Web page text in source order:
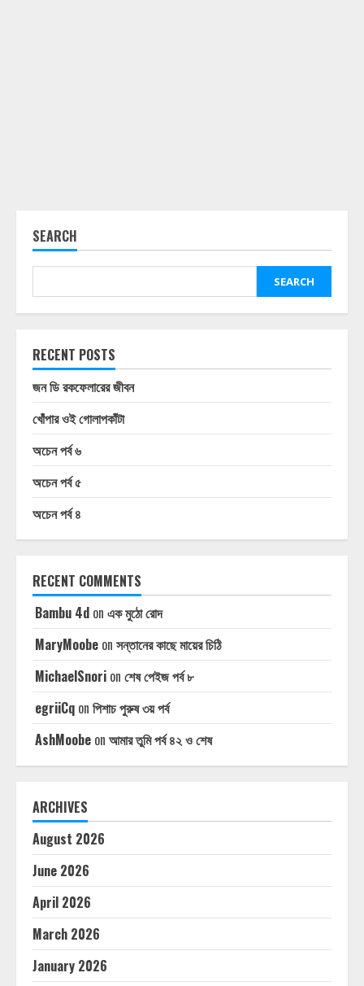
SEARCH
SEARCH
RECENT POSTS
জন ডি রকফেলারের জীবন
খোঁপার ওই গোলাপকাঁটা
অচেন পর্ব ৬
অচেন পর্ব ৫
অচেন পর্ব ৪
RECENT COMMENTS
Bambu 4d on এক মুঠো রোদ
MaryMoobe on সন্তানের কাছে মায়ের চিঠি
MichaelSnori on শেষ পেইজ পর্ব ৮
egriiCq on পিশাচ পুরুষ ৩য় পর্ব
AshMoobe on আমার তুমি পর্ব ৪২ ও শেষ
ARCHIVES
August 2026
June 2026
April 2026
March 2026
January 2026